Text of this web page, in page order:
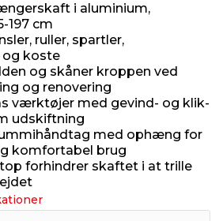
i aluminium,
197 cm
ruller, spartler,
koste
og skåner kroppen ved
og renovering
værktøjer med gevind- og klik-
udskiftning
med ophæng for
komfortabel brug
forhindrer skaftet i at trille